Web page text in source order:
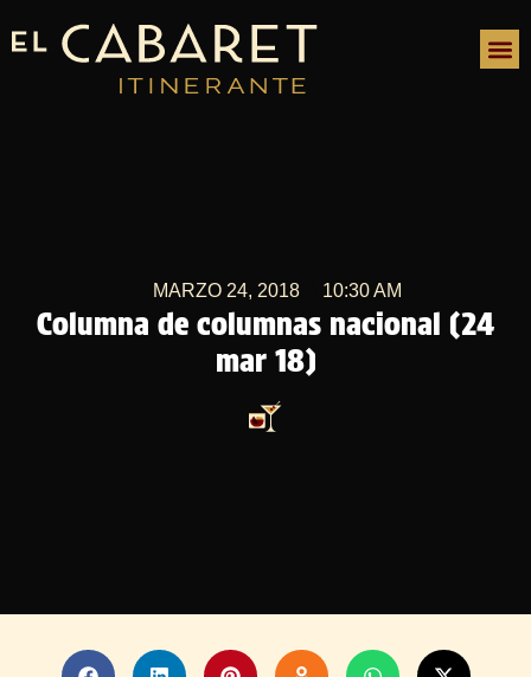
Columna de columnas nacional (24
mar 18)
MARZO 24, 2018 10:30 AM